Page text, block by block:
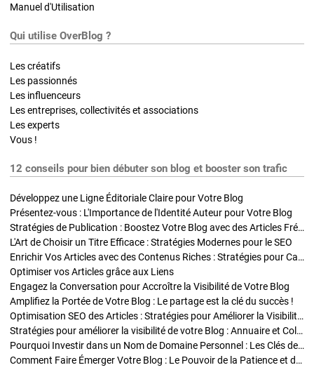
Manuel d'Utilisation
Qui utilise OverBlog ?
Les créatifs
Les passionnés
Les influenceurs
Les entreprises, collectivités et associations
Les experts
Vous !
12 conseils pour bien débuter son blog et booster son trafic
Développez une Ligne Éditoriale Claire pour Votre Blog
Présentez-vous : L'Importance de l'Identité Auteur pour Votre Blog
Stratégies de Publication : Boostez Votre Blog avec des Articles Fréquents et Exclusifs
L'Art de Choisir un Titre Efficace : Stratégies Modernes pour le SEO
Enrichir Vos Articles avec des Contenus Riches : Stratégies pour Captiver et Optimiser
Optimiser vos Articles grâce aux Liens
Engagez la Conversation pour Accroître la Visibilité de Votre Blog
Amplifiez la Portée de Votre Blog : Le partage est la clé du succès !
Optimisation SEO des Articles : Stratégies pour Améliorer la Visibilité de Votre Blog
Stratégies pour améliorer la visibilité de votre Blog : Annuaire et Collaborations
Pourquoi Investir dans un Nom de Domaine Personnel : Les Clés de la Réussite de Votre Blog
Comment Faire Émerger Votre Blog : Le Pouvoir de la Patience et de la Persévérance